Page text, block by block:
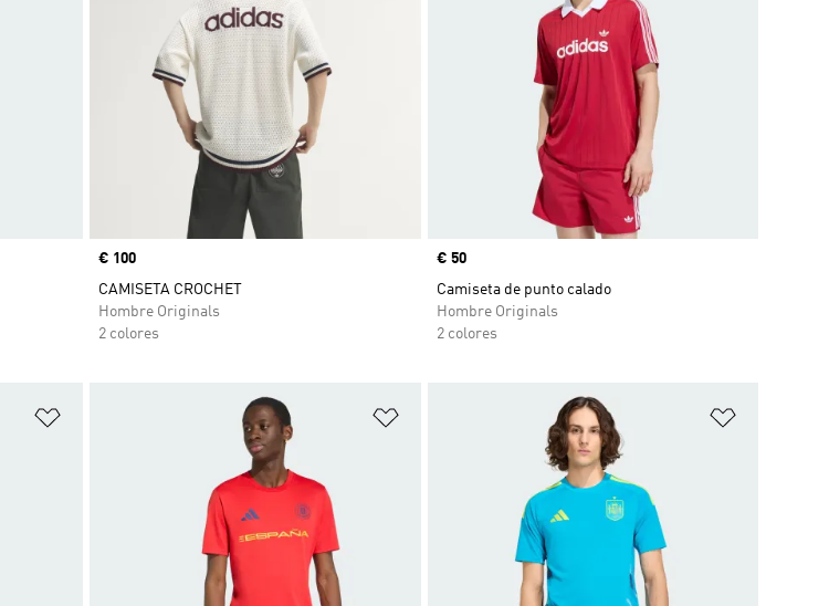
Precio
€ 100
CAMISETA CROCHET
Hombre Originals
2 colores
Precio
€ 50
Camiseta de punto calado
Hombre Originals
2 colores
Añadir a la lista de deseos Añadir a la lista de deseos